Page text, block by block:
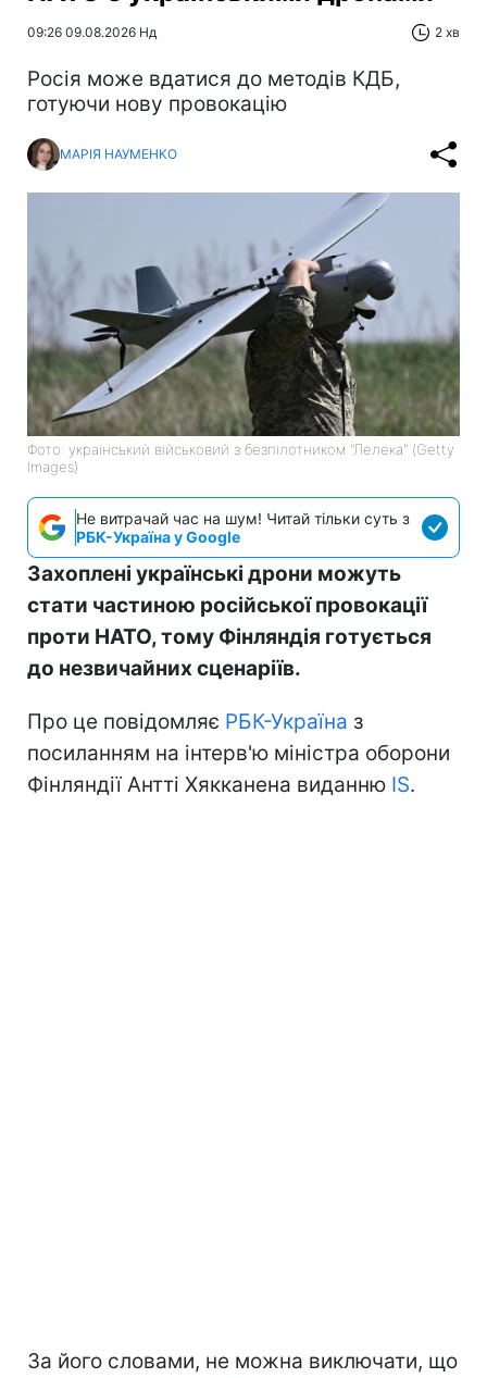
09:26 09.08.2026 Нд 2 хв
Росія може вдатися до методів КДБ,
готуючи нову провокацію
МАРІЯ НАУМЕНКО
Фото: український військовий з безпілотником "Лелека" (Getty
Images)
Не витрачай час на шум! Читай тільки суть з
РБК-Україна у Google
Захоплені українські дрони можуть
стати частиною російської провокації
проти НАТО, тому Фінляндія готується
до незвичайних сценаріїв.
Про це повідомляє РБК-Україна з
посиланням на інтерв'ю міністра оборони
Фінляндії Антті Хякканена виданню IS.
За його словами, не можна виключати, що